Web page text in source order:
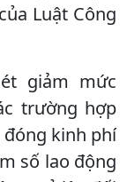
Luật Công
giảm mức
trường hợp
kinh phí
số lao động